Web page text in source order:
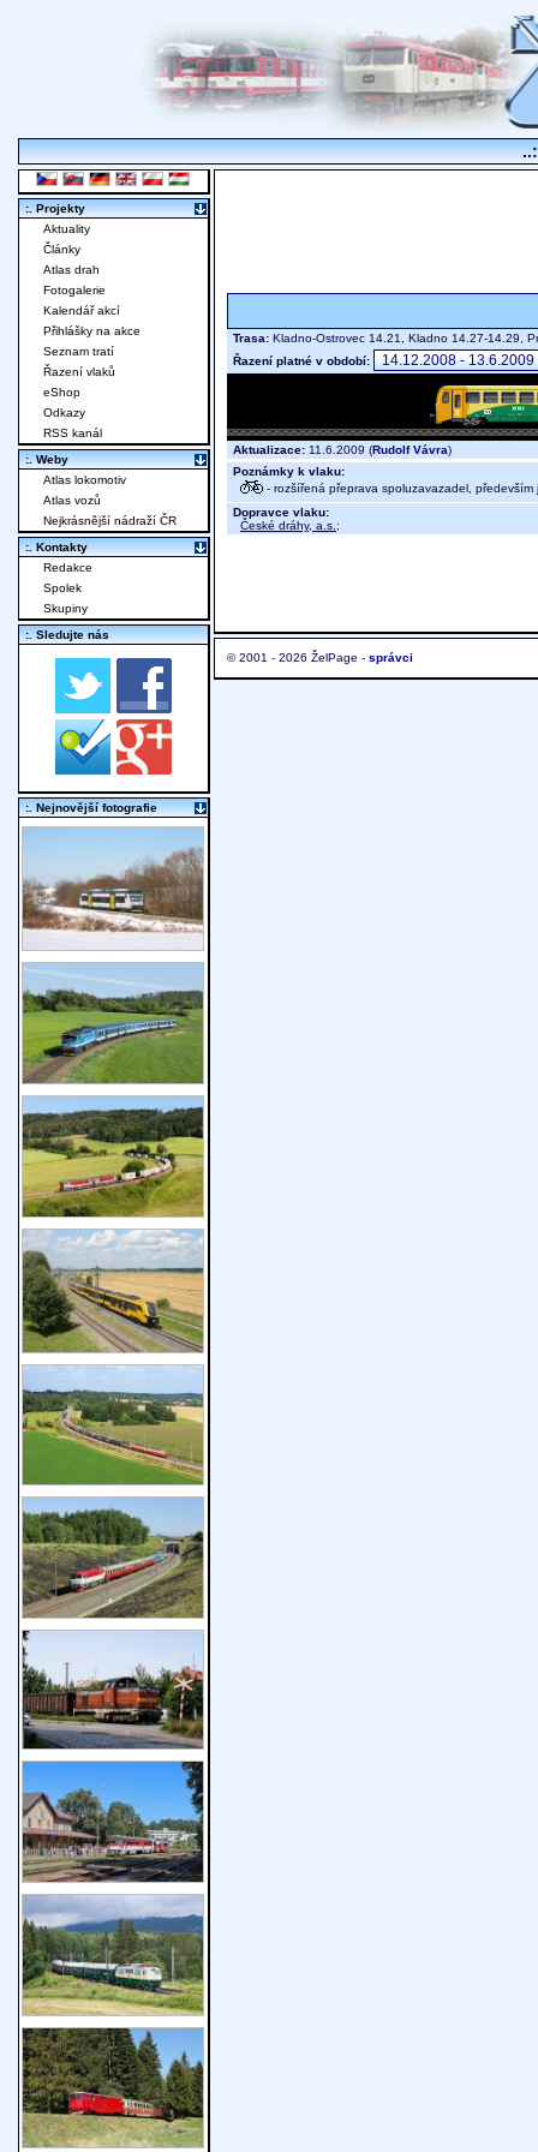
Trasa: Kladno-Ostrovec 14.21, Kladno 14.27-14.29,
Řazení platné v období:
Aktualizace: 11.6.2009 (Rudolf Vávra)
Poznámky k vlaku:
- rozšířená přeprava spoluzavazadel, především
Dopravce vlaku:
České dráhy, a.s. ;
© 2001 - 2026 ŽelPage - správci
:. Projekty
Aktuality
Články
Atlas drah
Fotogalerie
Kalendář akcí
Přihlášky na akce
Seznam tratí
Řazení vlaků
eShop
Odkazy
RSS kanál
:. Weby
Atlas lokomotiv
Atlas vozů
Nejkrásnější nádraží ČR
:. Kontakty
Redakce
Spolek
Skupiny
:. Sledujte nás
:. Nejnovější fotografie